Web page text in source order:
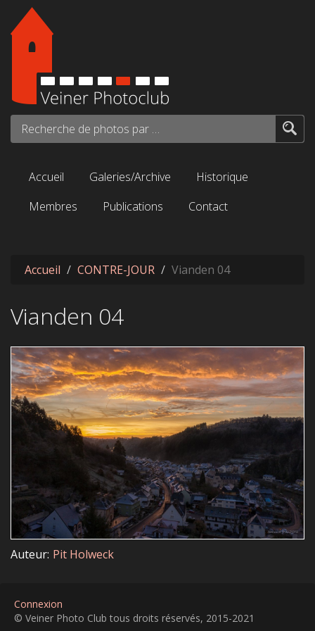
Aller au contenu principal
Recherche de photos par mots-clés...
Accueil Galeries/Archive
Historique
Membres
Publications Contact
Accueil CONTRE-JOUR Vianden 04
Vianden 04
Auteur Pit Holweck
Connexion
© Veiner Photo Club tous droits réservés, 2015-2021